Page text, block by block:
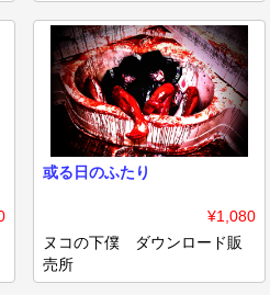
或る日のふたり
¥1,080
ヌコの下僕 ダウンロード販
売所